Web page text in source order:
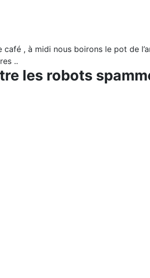
, à midi nous boirons le pot de
..
les robots